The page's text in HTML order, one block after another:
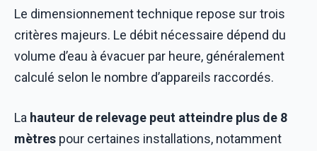
Le dimensionnement technique repose sur trois
critères majeurs. Le débit nécessaire dépend du
volume d’eau à évacuer par heure, généralement
calculé selon le nombre d’appareils raccordés.
La hauteur de relevage peut atteindre plus de 8
mètres pour certaines installations, notamment